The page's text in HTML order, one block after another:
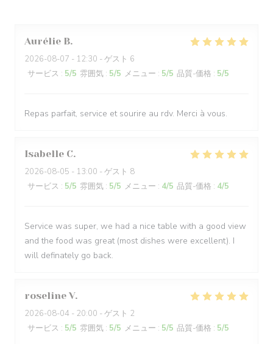
Aurélie B
2026-08-07 - 12:30 - ゲスト 6
サービス : 5/5 雰囲気 : 5/5 メニュー : 5/5 品質-価格 : 5/5
Repas parfait, service et sourire au rdv. Merci à vous.
Isabelle C
2026-08-05 - 13:00 - ゲスト 8
サービス : 5/5 雰囲気 : 5/5 メニュー : 4/5 品質-価格 : 4/5
Service was super, we had a nice table with a good view
and the food was great (most dishes were excellent). I
will definately go back.
roseline V
2026-08-04 - 20:00 - ゲスト 2
サービス : 5/5 雰囲気 : 5/5 メニュー : 5/5 品質-価格 : 5/5